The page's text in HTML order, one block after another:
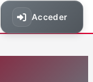
Acceder